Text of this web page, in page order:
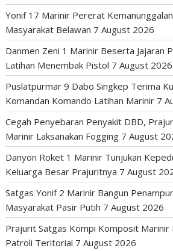
Yonif 17 Marinir Pererat
Masyarakat Belawan 7 August 2026
Danmen Zeni 1 Marinir Beserta Jajaran
Latihan Menembak Pistol 7 August 2026
Puslatpurmar 9 Dabo Singkep Terima
Komandan Komando Latihan Marinir 7
Cegah Penyebaran Penyakit DBD,
Marinir Laksanakan Fogging 7 August
Danyon Roket 1 Marinir Tunjukan
Keluarga Besar Prajuritnya 7 August
Satgas Yonif 2 Marinir Bangun
Masyarakat Pasir Putih 7 August 2026
Prajurit Satgas Kompi Komposit Marinir
Patroli Teritorial 7 August 2026